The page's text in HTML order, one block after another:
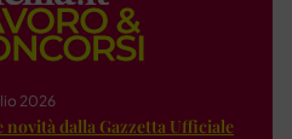
2026
dalla Gazzetta Ufficiale